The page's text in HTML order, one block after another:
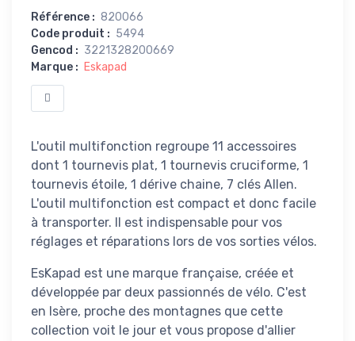
Référence : 820066
Code produit : 5494
Gencod : 3221328200669
Marque : Eskapad
L'outil multifonction regroupe 11 accessoires
dont 1 tournevis plat, 1 tournevis cruciforme, 1
tournevis étoile, 1 dérive chaine, 7 clés Allen.
L'outil multifonction est compact et donc facile
à transporter. Il est indispensable pour vos
réglages et réparations lors de vos sorties vélos.
EsKapad est une marque française, créée et
développée par deux passionnés de vélo. C'est
en Isère, proche des montagnes que cette
collection voit le jour et vous propose d'allier